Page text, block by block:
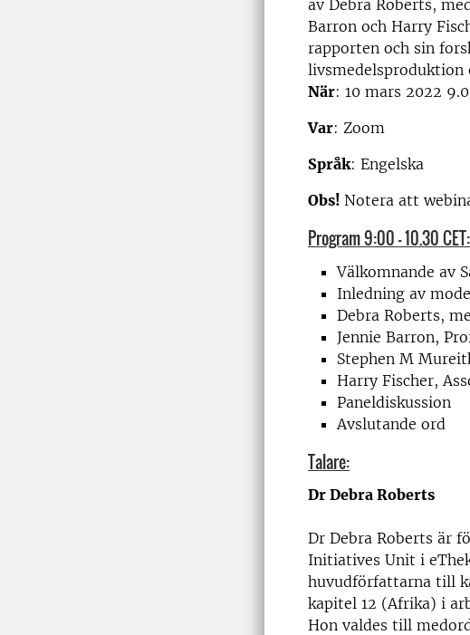
av Debra Roberts,
Barron och Harry
rapporten och sin
livsmedelsproduktion
När: 10 mars 2022
Var: Zoom
Språk: Engelska
Obs! Notera att
Program 9:00 - 10.30 CET:
Välkomnande av
Inledning av
Debra Roberts,
Jennie Barron,
Stephen M
Harry Fischer,
Paneldiskussion
Avslutande ord
Talare:
Dr Debra Roberts
Dr Debra Roberts är
Initiatives Unit i
huvudförfattarna till
kapitel 12 (Afrika) i
Hon valdes till